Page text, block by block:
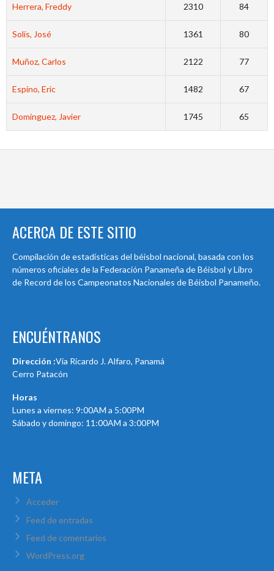
Herrera, Freddy 2310 84
Solís, José 1361 80
Muñoz, Carlos 2122 77
Espino, Eric 1482 67
Domínguez, Javier 1745 65
ACERCA DE ESTE SITIO
Compilación de estadísticas del béisbol nacional, basada con los
números oficiales de la Federación Panameña de Béisbol y Libro
de Record de los Campeonatos Nacionales de Béisbol Panameño.
ENCUÉNTRANOS
Dirección :Via Ricardo J. Alfaro, Panamá
Cerro Patacón
Horas
Lunes a viernes: 9:00AM a 5:00PM
Sábado y domingo: 11:00AM a 3:00PM
META
Acceder
Feed de entradas
Feed de comentarios
WordPress.org